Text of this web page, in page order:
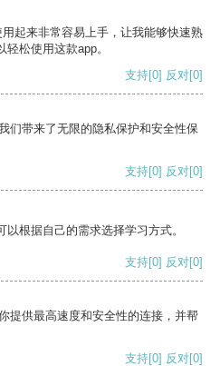
起来非常容易上手，让我能够快速熟
松使用这款app。
支持[0] 反对[0]
们带来了无限的隐私保护和安全性保
支持[0] 反对[0]
根据自己的需求选择学习方式。
支持[0] 反对[0]
提供最高速度和安全性的连接，并帮
支持[0] 反对[0]